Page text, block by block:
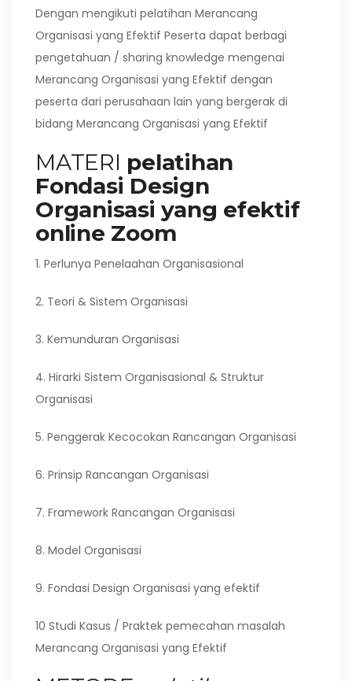
Dengan mengikuti pelatihan Merancang
Organisasi yang Efektif Peserta dapat berbagi
pengetahuan / sharing knowledge mengenai
Merancang Organisasi yang Efektif dengan
peserta dari perusahaan lain yang bergerak di
bidang Merancang Organisasi yang Efektif
MATERI pelatihan
Fondasi Design
Organisasi yang efektif
online Zoom
1. Perlunya Penelaahan Organisasional
2. Teori & Sistem Organisasi
3. Kemunduran Organisasi
4. Hirarki Sistem Organisasional & Struktur
Organisasi
5. Penggerak Kecocokan Rancangan Organisasi
6. Prinsip Rancangan Organisasi
7. Framework Rancangan Organisasi
8. Model Organisasi
9. Fondasi Design Organisasi yang efektif
10 Studi Kasus / Praktek pemecahan masalah
Merancang Organisasi yang Efektif